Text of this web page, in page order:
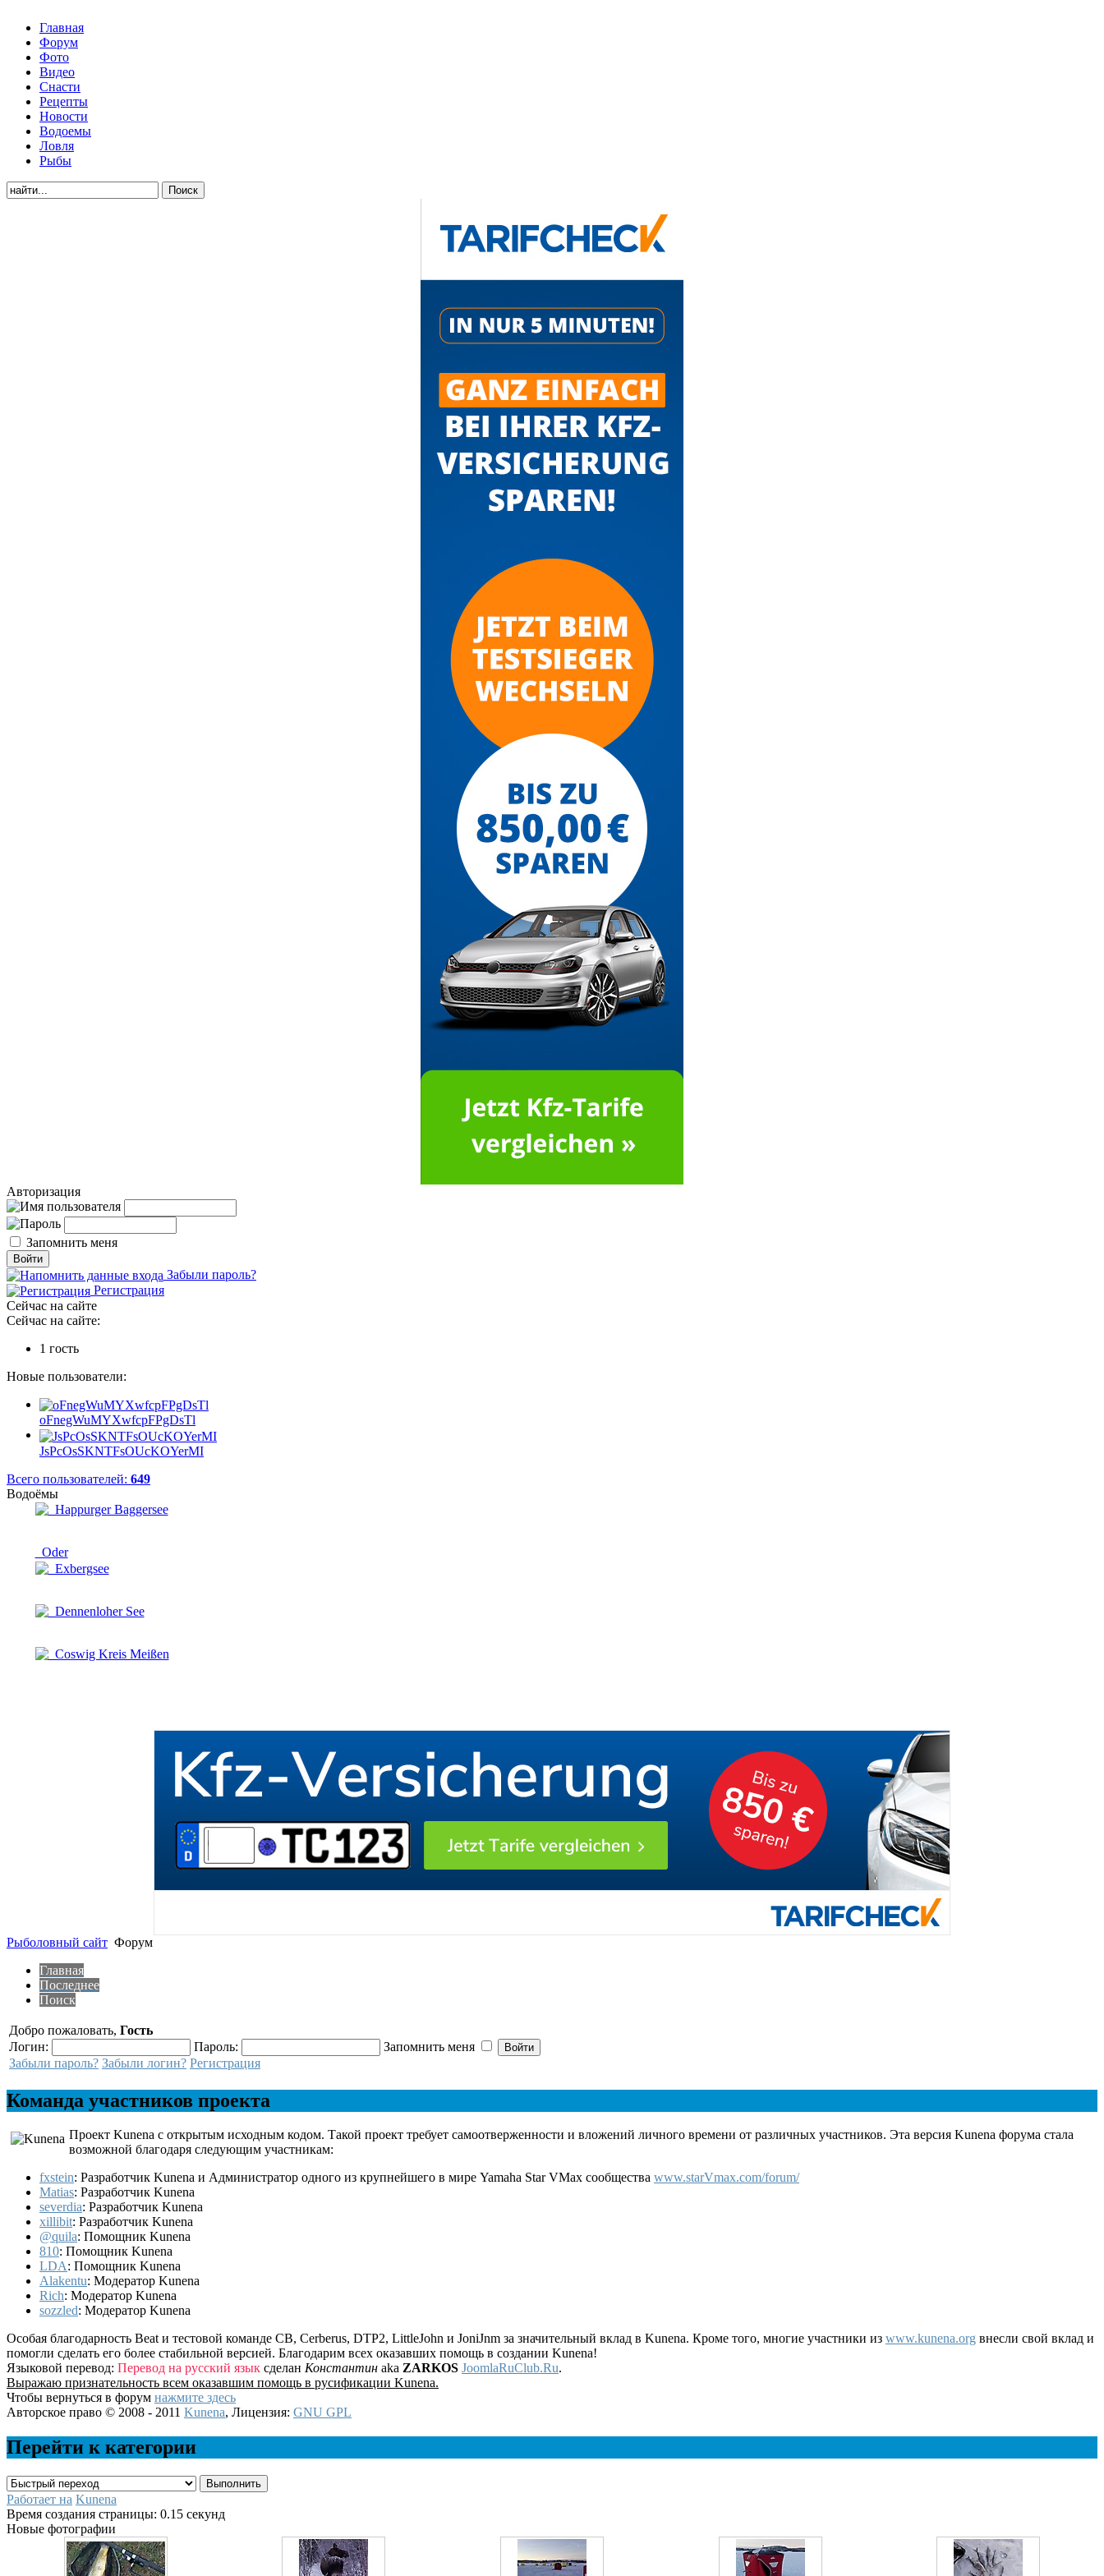
Главная
Форум
Фото
Видео
Снасти
Рецепты
Новости
Водоемы
Ловля
Рыбы
Авторизация
Запомнить меня
Забыли пароль?
Регистрация
Сейчас на сайте
Сейчас на сайте:
1 гость
Новые пользователи:
oFnegWuMYXwfcpFPgDsTl
JsPcOsSKNTFsOUcKOYerMI
Всего пользователей: 649
Водоёмы
Happurger Baggersee
Oder
Exbergsee
Dennenloher See
Coswig Kreis Meißen
Рыболовный сайт Форум
Главная
Последнее
Поиск
Добро пожаловать, Гость
Логин:
Пароль:
Запомнить меня
Забыли пароль? Забыли логин? Регистрация
Команда участников проекта
Проект Kunena с открытым исходным кодом. Такой проект требует самоотверженности и вложений личного времени от различных участников. Эта версия Kunena форума стала
возможной благодаря следующим участникам:
fxstein: Разработчик Kunena и Администратор одного из крупнейшего в мире Yamaha Star VMax сообщества www.starVmax.com/forum/
Matias: Разработчик Kunena
severdia: Разработчик Kunena
xillibit: Разработчик Kunena
@quila: Помощник Kunena
810: Помощник Kunena
LDA: Помощник Kunena
Alakentu: Модератор Kunena
Rich: Модератор Kunena
sozzled: Модератор Kunena
Особая благодарность Beat и тестовой команде CB, Cerberus, DTP2, LittleJohn и JoniJnm за значительный вклад в Kunena. Кроме того, многие участники из www.kunena.org внесли свой вклад и
помогли сделать его более стабильной версией. Благодарим всех оказавших помощь в создании Kunena!
Языковой перевод: Перевод на русский язык сделан Константин aka ZARKOS JoomlaRuClub.Ru.
Выражаю признательность всем оказавшим помощь в русификации Kunena.
Чтобы вернуться в форум нажмите здесь
Авторское право © 2008 - 2011 Kunena, Лицензия: GNU GPL
Перейти к категории
Работает на Kunena
Время создания страницы: 0.15 секунд
Новые фотографии